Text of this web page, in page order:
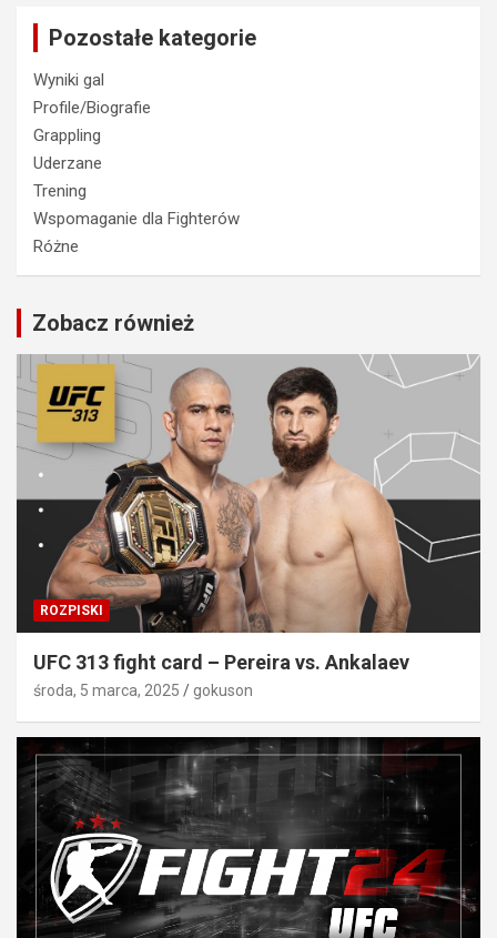
Pozostałe kategorie
Wyniki gal
Profile/Biografie
Grappling
Uderzane
Trening
Wspomaganie dla Fighterów
Różne
Zobacz również
ROZPISKI
UFC 313 fight card – Pereira vs. Ankalaev
środa, 5 marca, 2025 gokuson